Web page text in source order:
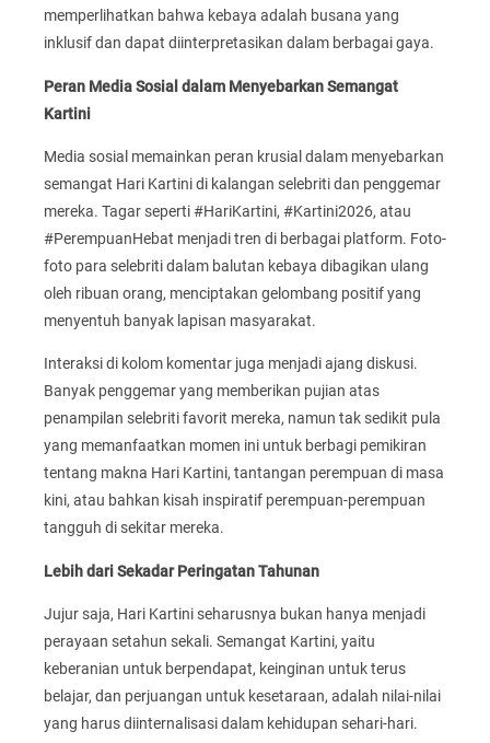
memperlihatkan bahwa kebaya adalah busana yang
inklusif dan dapat diinterpretasikan dalam berbagai gaya.
Peran Media Sosial dalam Menyebarkan Semangat
Kartini
Media sosial memainkan peran krusial dalam menyebarkan
semangat Hari Kartini di kalangan selebriti dan penggemar
mereka. Tagar seperti #HariKartini, #Kartini2026, atau
#PerempuanHebat menjadi tren di berbagai platform. Foto-
foto para selebriti dalam balutan kebaya dibagikan ulang
oleh ribuan orang, menciptakan gelombang positif yang
menyentuh banyak lapisan masyarakat.
Interaksi di kolom komentar juga menjadi ajang diskusi.
Banyak penggemar yang memberikan pujian atas
penampilan selebriti favorit mereka, namun tak sedikit pula
yang memanfaatkan momen ini untuk berbagi pemikiran
tentang makna Hari Kartini, tantangan perempuan di masa
kini, atau bahkan kisah inspiratif perempuan-perempuan
tangguh di sekitar mereka.
Lebih dari Sekadar Peringatan Tahunan
Jujur saja, Hari Kartini seharusnya bukan hanya menjadi
perayaan setahun sekali. Semangat Kartini, yaitu
keberanian untuk berpendapat, keinginan untuk terus
belajar, dan perjuangan untuk kesetaraan, adalah nilai-nilai
yang harus diinternalisasi dalam kehidupan sehari-hari.